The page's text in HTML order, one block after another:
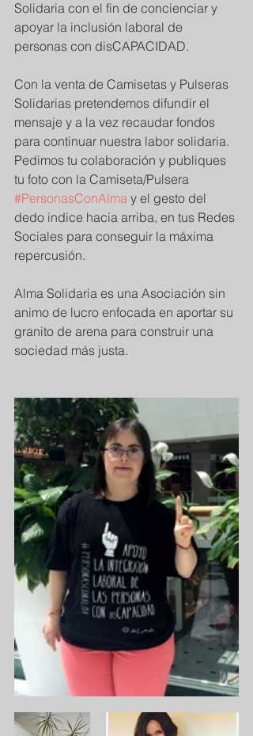
Solidaria con el fin de concienciar y
apoyar la inclusión laboral de
personas con disCAPACIDAD.
Con la venta de Camisetas y Pulseras
Solidarias pretendemos difundir el
mensaje y a la vez recaudar fondos
para continuar nuestra labor solidaria.
Pedimos tu colaboración y publiques
tu foto con la Camiseta/Pulsera
#PersonasConAlma y el gesto del
dedo indice hacia arriba, en tus Redes
Sociales para conseguir la máxima
repercusión.
Alma Solidaria es una Asociación sin
animo de lucro enfocada en aportar su
granito de arena para construir una
sociedad más justa.